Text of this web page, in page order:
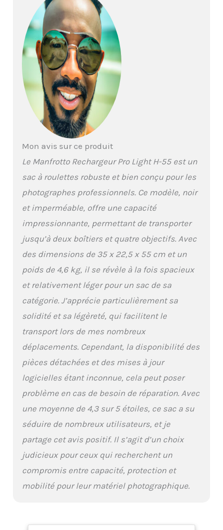
Mon avis sur ce produit
Le Manfrotto Rechargeur Pro Light H-55 est un
sac à roulettes robuste et bien conçu pour les
photographes professionnels. Ce modèle, noir
et imperméable, offre une capacité
impressionnante, permettant de transporter
jusqu’à deux boîtiers et quatre objectifs. Avec
des dimensions de 35 x 22,5 x 55 cm et un
poids de 4,6 kg, il se révèle à la fois spacieux
et relativement léger pour un sac de sa
catégorie. J’apprécie particulièrement sa
solidité et sa légèreté, qui facilitent le
transport lors de mes nombreux
déplacements. Cependant, la disponibilité des
pièces détachées et des mises à jour
logicielles étant inconnue, cela peut poser
problème en cas de besoin de réparation. Avec
une moyenne de 4,3 sur 5 étoiles, ce sac a su
séduire de nombreux utilisateurs, et je
partage cet avis positif. Il s’agit d’un choix
judicieux pour ceux qui recherchent un
compromis entre capacité, protection et
mobilité pour leur matériel photographique.